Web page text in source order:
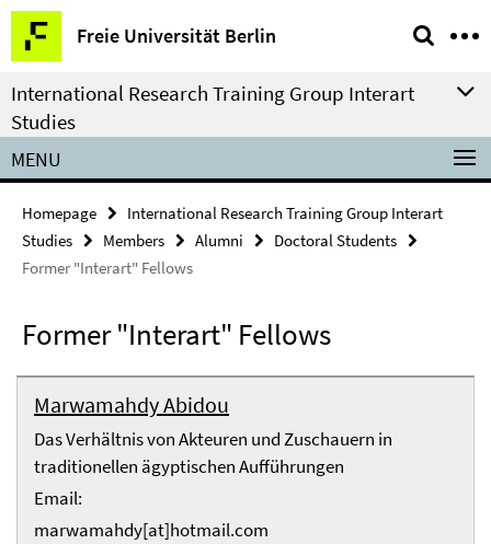
Springe
direkt
zu
Inhalt
Freie Universität Berlin
Service
Navigation
International Research Training Group Interart
Studies
MENU
Homepage
International Research Training Group Interart
Studies
Members Alumni
Doctoral Students
Former "Interart" Fellows
Former "Interart" Fellows
Marwamahdy Abidou
Das Verhältnis von Akteuren und Zuschauern in
traditionellen ägyptischen Aufführungen
Email:
marwamahdy[at]hotmail.com